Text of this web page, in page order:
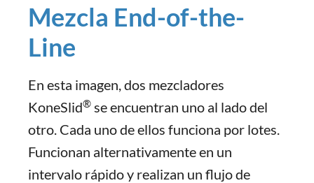
Mezcla End-of-the-
Line
En esta imagen, dos mezcladores
KoneSlid® se encuentran uno al lado del
otro. Cada uno de ellos funciona por lotes.
Funcionan alternativamente en un
intervalo rápido y realizan un flujo de